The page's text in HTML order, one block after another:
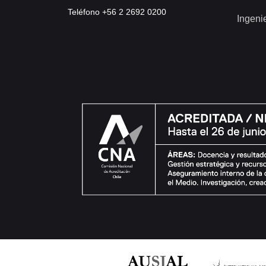
Teléfono +56 2 2692 0200